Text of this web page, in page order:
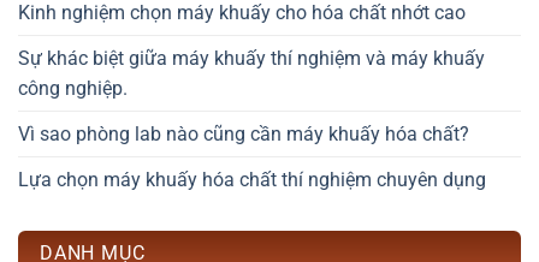
Kinh nghiệm chọn máy khuấy cho hóa chất nhớt cao
Sự khác biệt giữa máy khuấy thí nghiệm và máy khuấy
công nghiệp.
Vì sao phòng lab nào cũng cần máy khuấy hóa chất?
Lựa chọn máy khuấy hóa chất thí nghiệm chuyên dụng
DANH MỤC